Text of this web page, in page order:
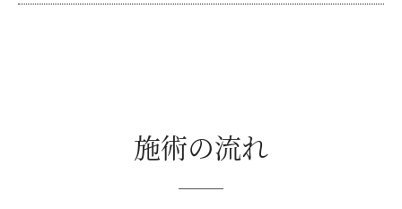
施術の流れ